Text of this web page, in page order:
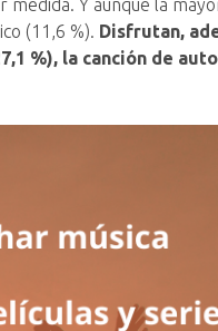
(11,6 %). Disfrutan,
%), la canción de